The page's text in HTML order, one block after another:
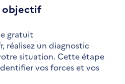
objectif
gratuit
réalisez un diagnostic
situation. Cette étape
vos forces et vos